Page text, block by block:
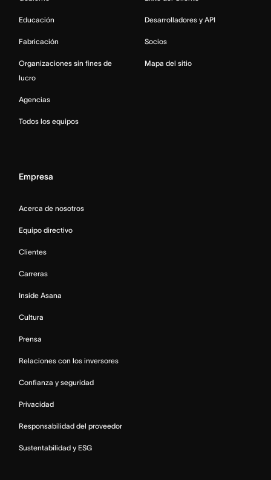
Educación
Fabricación
Organizaciones sin fines de
lucro
Agencias
Todos los equipos
Desarrolladores y API
Socios
Mapa del sitio
Empresa
Acerca de nosotros
Equipo directivo
Clientes
Carreras
Inside Asana
Cultura
Prensa
Relaciones con los inversores
Confianza y seguridad
Privacidad
Responsabilidad del proveedor
Sustentabilidad y ESG